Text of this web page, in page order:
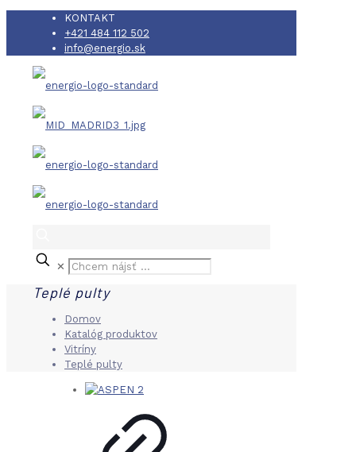
KONTAKT
+421 484 112 502
info@energio.sk
✕
Teplé pulty
Domov
Katalóg produktov
Vitríny
Teplé pulty